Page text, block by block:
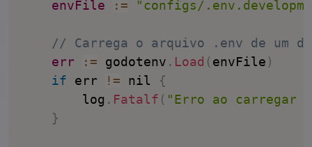
envFile
: = "configs/
// Carrega o arquivo .env de um
err
: = godotenv . Load (envFile)
if err != nil {
		log
. Fatalf ( "Erro ao carregar
}